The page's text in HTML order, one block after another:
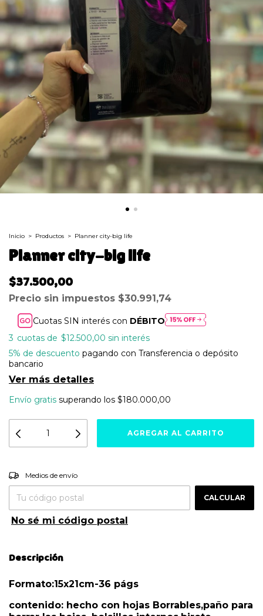
Inicio > Productos > Planner city-big life
Planner city-big life
$37.500,00
Precio sin impuestos $30.991,74
Cuotas SIN interés con DÉBITO
3
$12.500,00 sin interés
5% de descuento pagando con Transferencia o depósito
bancario
Ver más detalles
Envío gratis superando los $180.000,00
Entregas para el CP:
Medios de envío
CALCULAR
No sé mi código postal
Descripción
Formato:15x21cm-36 págs
contenido: hecho con hojas Borrables,paño para